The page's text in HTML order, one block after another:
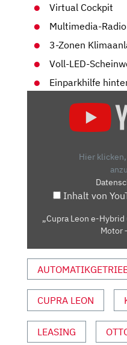
Virtual Cockpit
Multimedia-Radio
3-Zonen
Voll-LED-
Einparkhilfe
FAHRBERICHT
MOTOR
PREIS
VON
YOUTUBE
ANZEIGEN
Hier
Inhalt von
„Cupra Leon e-
Motor
CUPRA LEON
LEASING